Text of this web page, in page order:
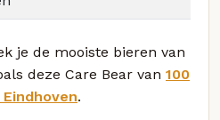
je de mooiste bieren van
deze Care Bear van 100
.